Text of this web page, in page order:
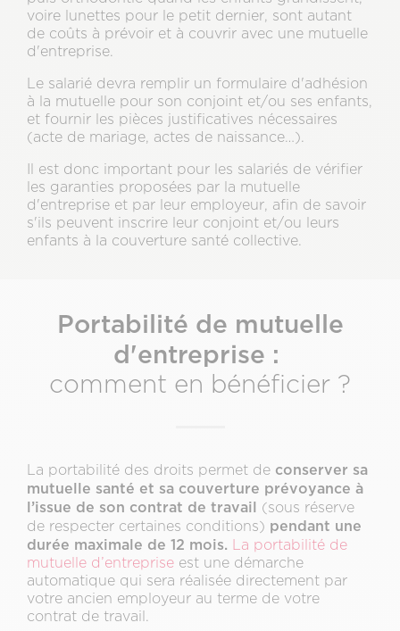
voire lunettes pour le petit dernier, sont autant
de coûts à prévoir et à couvrir avec une mutuelle
d'entreprise.
Le salarié devra remplir un formulaire d'adhésion
à la mutuelle pour son conjoint et/ou ses enfants,
et fournir les pièces justificatives nécessaires
(acte de mariage, actes de naissance…).
Il est donc important pour les salariés de vérifier
les garanties proposées par la mutuelle
d'entreprise et par leur employeur, afin de savoir
s'ils peuvent inscrire leur conjoint et/ou leurs
enfants à la couverture santé collective.
Portabilité de mutuelle
d'entreprise :
comment en bénéficier ?
La portabilité des droits permet de conserver sa
mutuelle santé et sa couverture prévoyance à
l’issue de son contrat de travail (sous réserve
de respecter certaines conditions) pendant une
durée maximale de 12 mois.
La portabilité de
mutuelle d’entreprise est une démarche
automatique qui sera réalisée directement par
votre ancien employeur au terme de votre
contrat de travail.